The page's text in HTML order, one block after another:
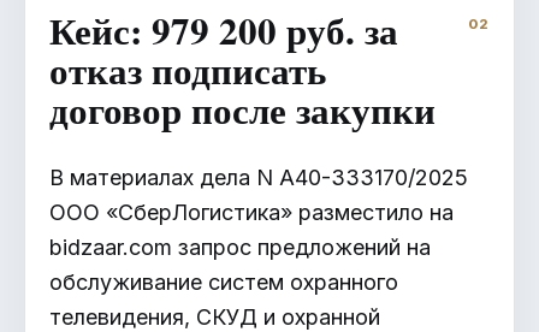
Кейс: 979 200 руб. за
отказ подписать
договор после закупки
В материалах дела N А40-333170/2025
ООО «СберЛогистика» разместило на
bidzaar.com запрос предложений на
обслуживание систем охранного
телевидения, СКУД и охранной